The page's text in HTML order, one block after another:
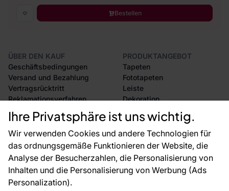
Ihre Privatsphäre ist uns wichtig.
Wir verwenden Cookies und andere Technologien für
das ordnungsgemäße Funktionieren der Website, die
Analyse der Besucherzahlen, die Personalisierung von
Inhalten und die Personalisierung von Werbung (Ads
Personalization).
Bestellen
ÜBER DEN KAUF
Geschäftsbedingungen
Versand und Bezahlung
Vertragsrücktritt
Reklamationsverfahren
Rücksendung von Waren
CE-Zertifizierung
Großhandel
Raumvisualisierung
PRODUKTANGEBOT
Tapeten
Fototapeten
Leiste
Dekoration
Selbstklebende Folien
Zubehör
Tapetenmuster
FÜR SIE
Blog
ÜBER DAS UNTERNEHMEN